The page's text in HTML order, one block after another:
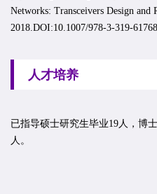
Networks: Transceivers Design and
2018.DOI:10.1007/978-3-319-
人才培养
已指导硕士研究生毕业19人，博
人。